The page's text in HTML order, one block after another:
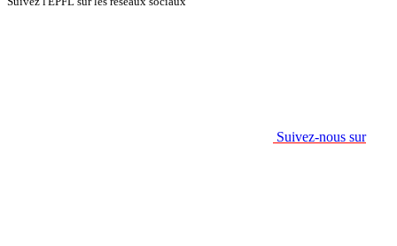
Suivez-nous sur